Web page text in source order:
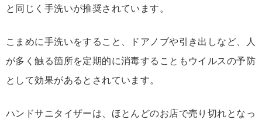
と同じく手洗いが推奨されています。
こまめに手洗いをすること、ドアノブや引き出しなど、人
が多く触る箇所を定期的に消毒することもウイルスの予防
として効果があるとされています。
ハンドサニタイザーは、ほとんどのお店で売り切れとなっ